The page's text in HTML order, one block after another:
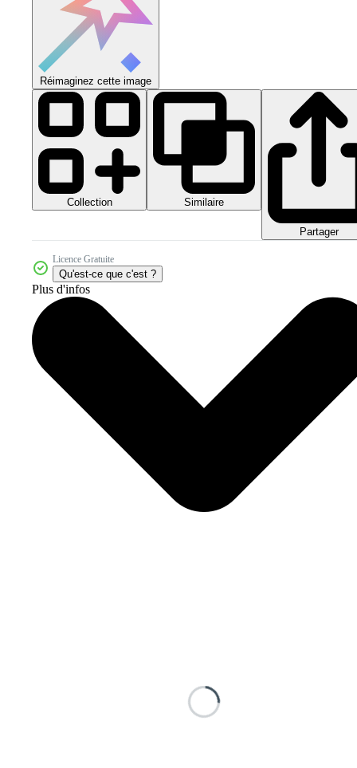
Réimaginez cette image
Collection Similaire
Partager
Licence Gratuite
Qu'est-ce que c'est ?
Plus d'infos